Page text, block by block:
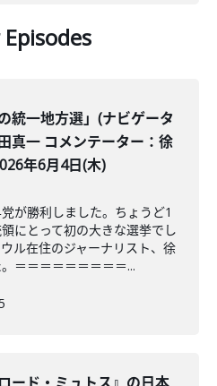
の統一地方選」(ナビゲータ
真一 コメンテーター：徐
年6月4日(木)
が勝利しました。ちょうど1
にとって初の大きな選挙でし
ル在住のジャーナリスト、徐
＝＝＝＝＝＝＝＝＝...